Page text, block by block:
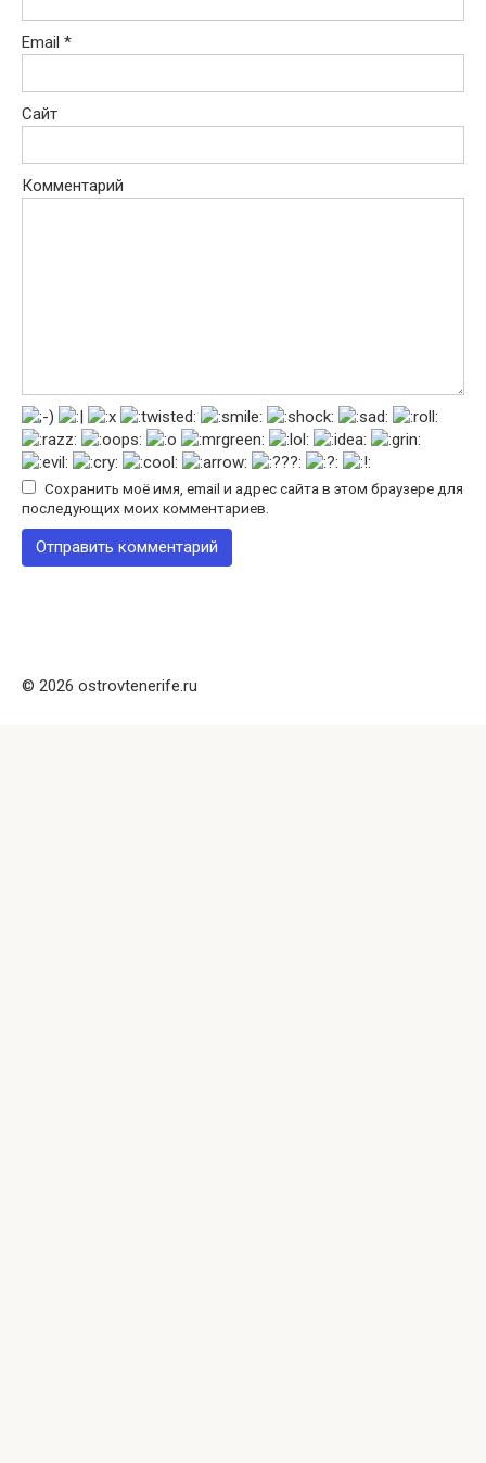
Email *
Сайт
Комментарий
Сохранить моё имя, email и адрес сайта в этом браузере для
последующих моих комментариев.
© 2026 ostrovtenerife.ru